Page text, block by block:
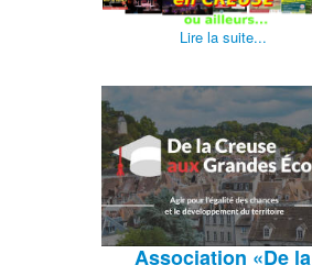
Lire la suite...
Association «De la